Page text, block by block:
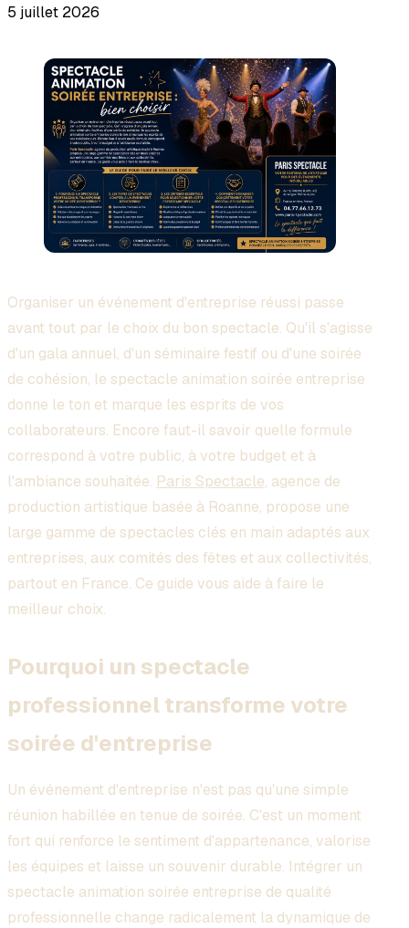
5 juillet 2026
Organiser un événement d'entreprise réussi passe
avant tout par le choix du bon spectacle. Qu'il s'agisse
d'un gala annuel, d'un séminaire festif ou d'une soirée
de cohésion, le spectacle animation soirée entreprise
donne le ton et marque les esprits de vos
collaborateurs. Encore faut-il savoir quelle formule
correspond à votre public, à votre budget et à
l'ambiance souhaitée. Paris Spectacle, agence de
production artistique basée à Roanne, propose une
large gamme de spectacles clés en main adaptés aux
entreprises, aux comités des fêtes et aux collectivités,
partout en France. Ce guide vous aide à faire le
meilleur choix.
Pourquoi un spectacle
professionnel transforme votre
soirée d'entreprise
Un événement d'entreprise n'est pas qu'une simple
réunion habillée en tenue de soirée. C'est un moment
fort qui renforce le sentiment d'appartenance, valorise
les équipes et laisse un souvenir durable. Intégrer un
spectacle animation soirée entreprise de qualité
professionnelle change radicalement la dynamique de